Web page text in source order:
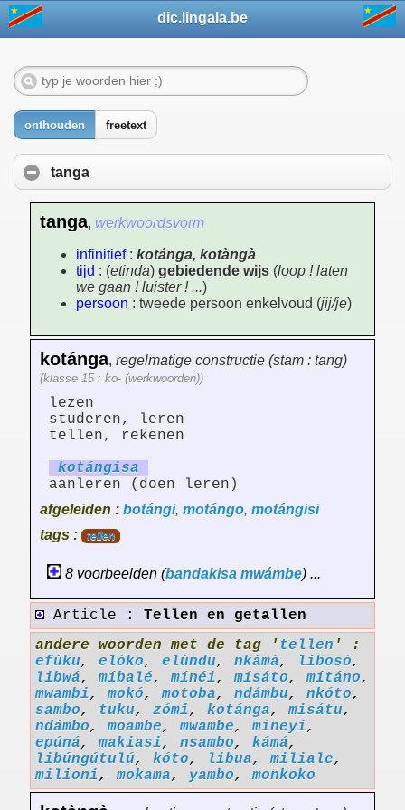
dic.lingala.be
onthouden freetext
tanga
tanga, werkwoordsvorm
infinitief: kotánga, kotàngà
tijd : (etinda) gebiedende wijs (loop ! laten
we gaan ! luister ! ...)
persoon : tweede persoon enkelvoud (jij/je)
kotánga, regelmatige constructie (stam : tang)
(klasse 15 : ko- (werkwoorden))
lezen
studeren, leren
tellen, rekenen
kotángisa
aanleren (doen leren)
afgeleiden : botángi, motángo, motángisi
tags :
tellen
8 voorbeelden (bandakisa mwámbe) ...
Article : Tellen en getallen
andere woorden met de tag ' tellen ' :
efúku, elóko, elúndu, nkámá, libosó,
libwá,míbalé,mínéi,mísáto,mítáno,
mwambi,mokó,motoba, ndámbu, nkóto,
sambo, tuku, zómi, kotánga,misátu,
ndámbo,moambe,mwambe,mineyi,
epúná,makiasi, nsambo, kámá,
libúngútulú, kóto, libua,miliale,
milioni,mokama, yambo,monkoko